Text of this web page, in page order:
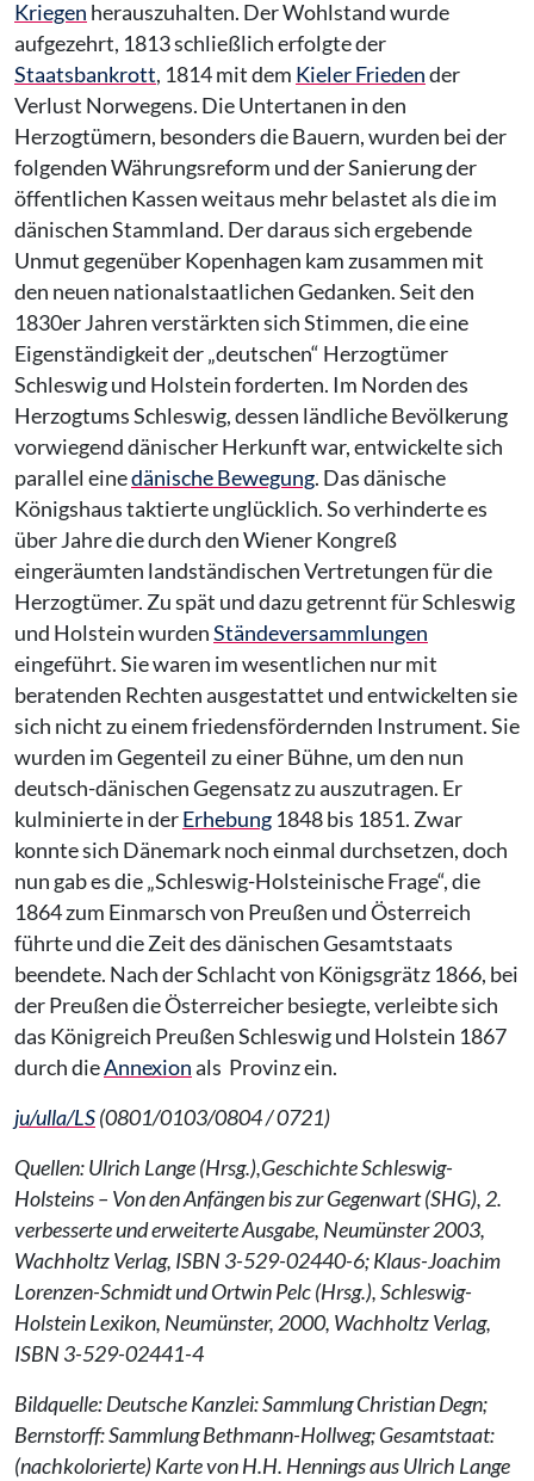
Kriegen herauszuhalten. Der Wohlstand wurde
aufgezehrt, 1813 schließlich erfolgte der
Staatsbankrott, 1814 mit dem Kieler Friedender
Verlust Norwegens. Die Untertanen in den
Herzogtümern, besonders die Bauern, wurden bei der
folgenden Währungsreform und der Sanierung der
öffentlichen Kassen weitaus mehr belastet als die im
dänischen Stammland. Der daraus sich ergebende
Unmut gegenüber Kopenhagen kam zusammen mit
den neuen nationalstaatlichen Gedanken. Seit den
1830er Jahren verstärkten sich Stimmen, die eine
Eigenständigkeit der „deutschen“ Herzogtümer
Schleswig und Holstein forderten. Im Norden des
Herzogtums Schleswig, dessen ländliche Bevölkerung
vorwiegend dänischer Herkunft war, entwickelte sich
parallel einedänische Bewegung. Das dänische
Königshaus taktierte unglücklich. So verhinderte es
über Jahre die durch den Wiener Kongreß
eingeräumten landständischen Vertretungen für die
Herzogtümer. Zu spät und dazu getrennt für Schleswig
und Holstein wurdenStändeversammlungen
eingeführt. Sie waren im wesentlichen nur mit
beratenden Rechten ausgestattet und entwickelten sie
sich nicht zu einem friedensfördernden Instrument. Sie
wurden im Gegenteil zu einer Bühne, um den nun
deutsch-dänischen Gegensatz zu auszutragen. Er
kulminierte in derErhebung 1848 bis 1851. Zwar
konnte sich Dänemark noch einmal durchsetzen, doch
nun gab es die „Schleswig-Holsteinische Frage“, die
1864 zum Einmarsch von Preußen und Österreich
führte und die Zeit des dänischen Gesamtstaats
beendete. Nach der Schlacht von Königsgrätz 1866, bei
der Preußen die Österreicher besiegte, verleibte sich
das Königreich Preußen Schleswig und Holstein 1867
durch dieAnnexionals Provinz ein.
ju/ulla/LS(0801/0103/0804 / 0721)
Quellen: Ulrich Lange (Hrsg.),Geschichte Schleswig-
Holsteins – Von den Anfängen bis zur Gegenwart (SHG), 2.
verbesserte und erweiterte Ausgabe, Neumünster 2003,
Wachholtz Verlag, ISBN 3-529-02440-6; Klaus-Joachim
Lorenzen-Schmidt und Ortwin Pelc (Hrsg.), Schleswig-
Holstein Lexikon, Neumünster, 2000, Wachholtz Verlag,
ISBN 3-529-02441-4
Bildquelle: Deutsche Kanzlei: Sammlung Christian Degn;
Bernstorff: Sammlung Bethmann-Hollweg; Gesamtstaat:
(nachkolorierte) Karte von H.H. Hennings aus Ulrich Lange